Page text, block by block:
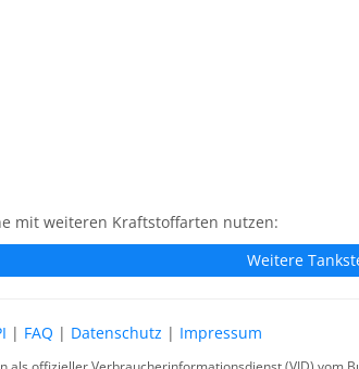
mit weiteren Kraftstoffarten nutzen:
Weitere
| FAQ | Datenschutz | Impressum